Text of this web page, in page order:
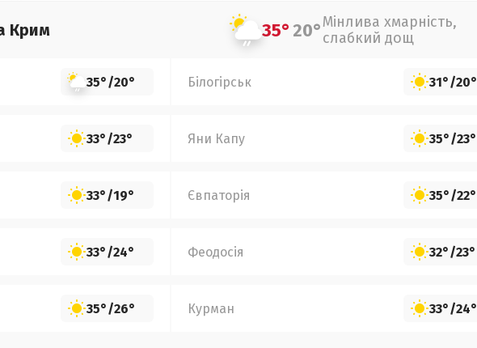
Крим 35°20°Мінлива хмарність,
слабкий дощ
35°/20° Білогірськ 31°/20°
33°/23° Яни Капу 35°/23°
33°/19° Євпаторія 35°/22°
33°/24° Феодосія 32°/23°
35°/26° Курман 33°/24°